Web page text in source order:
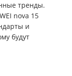
тренды.
nova 15
и
будут